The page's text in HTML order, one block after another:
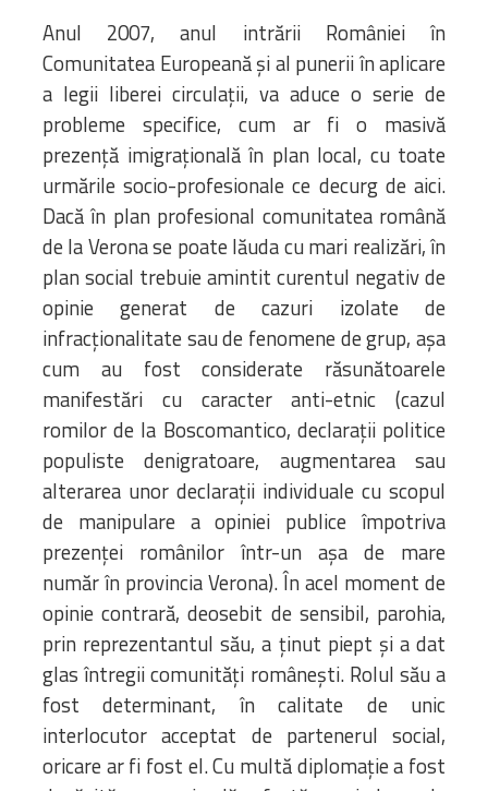
Anul 2007, anul intrării României în
Comunitatea Europeană și al punerii în aplicare
a legii liberei circulații, va aduce o serie de
probleme specifice, cum ar fi o masivă
prezență imigrațională în plan local, cu toate
urmările socio-profesionale ce decurg de aici.
Dacă în plan profesional comunitatea română
de la Verona se poate lăuda cu mari realizări, în
plan social trebuie amintit curentul negativ de
opinie generat de cazuri izolate de
infracționalitate sau de fenomene de grup, așa
cum au fost considerate răsunătoarele
manifestări cu caracter anti-etnic (cazul
romilor de la Boscomantico, declarații politice
populiste denigratoare, augmentarea sau
alterarea unor declarații individuale cu scopul
de manipulare a opiniei publice împotriva
prezenței românilor într-un așa de mare
număr în provincia Verona). În acel moment de
opinie contrară, deosebit de sensibil, parohia,
prin reprezentantul său, a ținut piept și a dat
glas întregii comunități românești. Rolul său a
fost determinant, în calitate de unic
interlocutor acceptat de partenerul social,
oricare ar fi fost el. Cu multă diplomație a fost